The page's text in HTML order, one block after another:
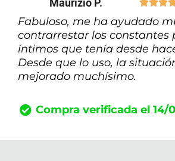
Maurizio P. 
Fabuloso, me ha ayudado
contrarrestar los constantes
íntimos que tenía desde
Desde que lo uso, la
mejorado muchísimo.
Compra verificada el 14/